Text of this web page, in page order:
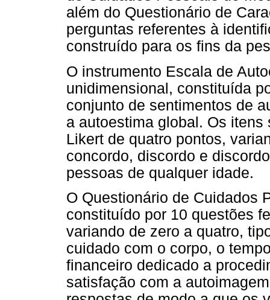
além do Questionário de
perguntas referentes à
construído para os fins da
O instrumento Escala de
unidimensional, constituída
conjunto de sentimentos de
a autoestima global. Os
Likert de quatro pontos,
concordo, discordo e
pessoas de qualquer idade.
O Questionário de Cuidados
constituído por 10 questões
variando de zero a quatro,
cuidado com o corpo, o
financeiro dedicado a
satisfação com a